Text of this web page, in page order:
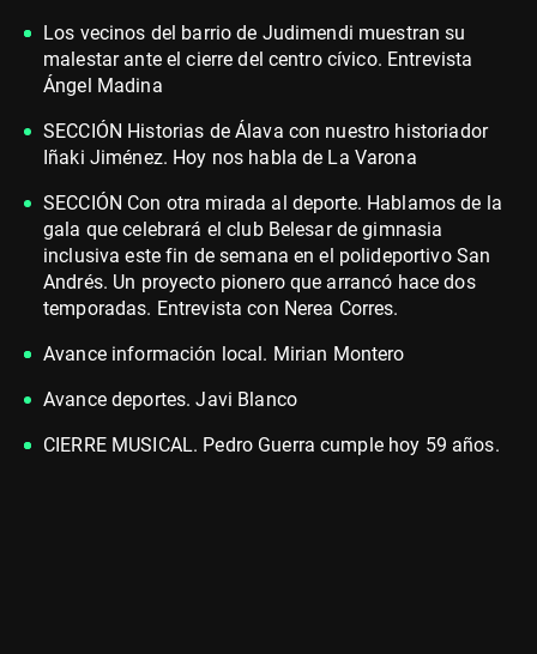
Los vecinos del barrio de Judimendi muestran su
malestar ante el cierre del centro cívico. Entrevista
Ángel Madina
SECCIÓN Historias de Álava con nuestro historiador
Iñaki Jiménez. Hoy nos habla de La Varona
SECCIÓN Con otra mirada al deporte. Hablamos de la
gala que celebrará el club Belesar de gimnasia
inclusiva este fin de semana en el polideportivo San
Andrés. Un proyecto pionero que arrancó hace dos
temporadas. Entrevista con Nerea Corres.
Avance información local. Mirian Montero
Avance deportes. Javi Blanco
CIERRE MUSICAL. Pedro Guerra cumple hoy 59 años.